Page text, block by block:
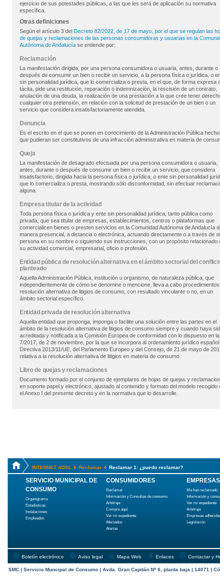
ejercicio de sus potestades públicas, a las que les será de aplicación su normativa
específica.
Otras definiciones
Según el artículo 3 del Decreto 82/2022, de 17 de mayo, por el que se regulan las
de quejas y reclamaciones de las personas consumidoras y usuarias en la
Autónoma de Andalucíase entiende por:
Reclamación
La manifestación dirigida, por una persona consumidora o usuaria, antes, durante o
después de consumir un bien o recibir un servicio, a la persona física o jurídica, o
sin personalidad jurídica, que lo comercializa o presta, en el que, de forma expresa
tácita, pide una restitución, reparación o indemnización, la rescisión de un contrato,
anulación de una deuda, la realización de una prestación a la que cree tener
cualquier otra pretensión, en relación con la solicitud de prestación de un bien o un
servicio que considera insatisfactoriamente atendida.
Denuncia
Es el escrito en el que se ponen en conocimiento de la Administración Pública
que pudieran ser constitutivos de una infracción administrativa en materia de
Queja
La manifestación de desagrado efectuada por una persona consumidora o usuaria,
antes, durante o después de consumir un bien o recibir un servicio, que considera
insatisfactorio, dirigida hacia la persona física o jurídica, o ente sin personalidad
que lo comercializa o presta, mostrando sólo disconformidad, sin efectuar
alguna.
Empresa titular de la actividad
Toda persona física o jurídica y ente sin personalidad jurídica, tanto pública como
privada, que sea titular de empresas, establecimientos, centros o plataformas que
comercialicen bienes o presten servicios en la Comunidad Autónoma de Andalucía
manera presencial, a distancia o electrónica, actuando directamente o a través de
persona en su nombre o siguiendo sus instrucciones, con un propósito relacionado
su actividad comercial, empresarial, oficio o profesión.
Entidad pública de resolución alternativa en el ámbito sectorial del
planteado
Aquella Administración Pública, institución u organismo, de naturaleza pública, que
independientemente de cómo se denomine o mencione, lleva a cabo
resolución alternativa de litigios de consumo, con resultado vinculante o no, en un
ámbito sectorial específico.
Entidad privada de resolución alternativa
Aquella entidad que proponga, imponga o facilite una solución entre las partes en el
ámbito de la resolución alternativa de litigios de consumo siempre y cuando haya
acreditada y notificada a la Comisión Europea de conformidad con lo dispuesto en
7/2017, de 2 de noviembre, por la que se incorpora al ordenamiento jurídico español
Directiva 2013/11/UE, del Parlamento Europeo y del Consejo, de 21 de mayo de
relativa a la resolución alternativa de litigios en materia de consumo.
Libro de quejas y reclamaciones
Documento formado por el conjunto de ejemplares de hojas de quejas y
en soporte papel y electrónico, ajustado al contenido y formato del modelo recogido
el Anexo I del presente decreto y en la normativa que lo desarrolle.
INTERNET ADSL Reclamar Reclamar 1: ¿puedo reclamar?
SERVICIO MUNICIPAL DE
CONSUMO
Organigrama
Estadísticas
Instalaciones
Empleados
CONSUMIDORES
Reclamar
Información y Consultas de consumo
Arbitraje
Compre aquí
Ver mi expediente
Afectados
Alertas
EMPRESAS
Me han reclamado
Información y
Ver mi expediente
Arbitraje
Empresas
Legislación
Boletín electrónico Aviso legal Mapa Web Enlaces Contactar y
SMC | Servicio Muncipal de Consumo | Avda. Gran Capitán Nº 6, planta baja | 14071 |